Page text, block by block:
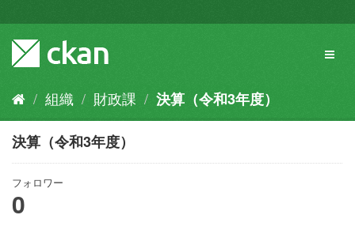
キ
容
組織 財政課 決算（令和3年度）
決算（令和3年度）
フォロワー
0